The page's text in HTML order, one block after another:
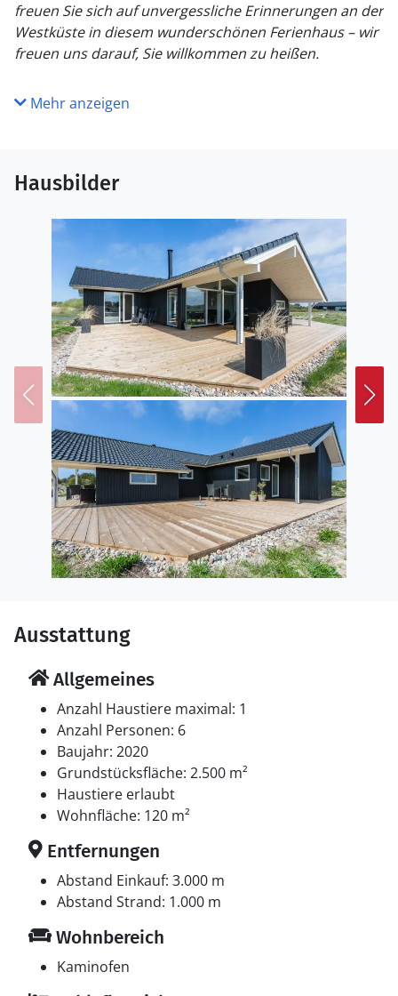
freuen Sie sich auf unvergessliche Erinnerungen an der
Westküste in diesem wunderschönen Ferienhaus – wir
freuen uns darauf, Sie willkommen zu heißen.
Mehr anzeigen
Hausbilder
Ausstattung
Allgemeines
Anzahl Haustiere maximal: 1
Anzahl Personen: 6
Baujahr: 2020
Grundstücksfläche: 2.500 m²
Haustiere erlaubt
Wohnfläche: 120 m²
Entfernungen
Abstand Einkauf: 3.000 m
Abstand Strand: 1.000 m
Wohnbereich
Kaminofen